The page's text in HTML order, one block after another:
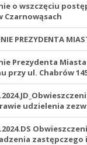
o wszczęciu
Czarnowąsach
PREZYDENTA
Prezydenta
ul. Chabrów
udzielenia